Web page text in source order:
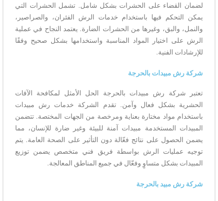
لضمان القضاء على الحشرات بشكل شامل. تشمل الحشرات التي
يمكن التحكم فيها باستخدام خدمات الرش الفئران، والصراصير،
والنمل، والبق، وغيرها من الحشرات الضارة. يعتمد النجاح في عملية
الرش على اختيار المواد المناسبة واستخدامها بشكل صحيح وفقًا
للإرشادات الفنية.
شركة رش مبيدات بالحرجة
تعتبر شركة رش مبيدات بالحرجة الحل الأمثل لمكافحة الآفات
الحشرية بشكل فعال وآمن. تقدم الشركة خدمات رش مبيدات
باستخدام مواد مختارة بعناية ومرخصة من الجهات المختصة. تتضمن
المبيدات المستخدمة مبيدات آمنة للبيئة وغير ضارة للإنسان، مما
يضمن الحصول على نتائج فعّالة دون التأثير على الصحة العامة. يتم
توجيه عمليات الرش بواسطة فريق فني متخصص يضمن توزيع
المبيدات بشكل متساوٍ وفعّال في جميع المناطق المعالجة.
شركة رش مبيد بالحرجة